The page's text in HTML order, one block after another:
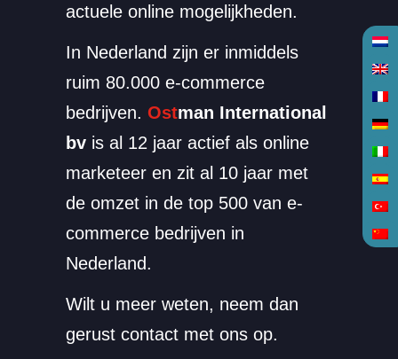
actuele online mogelijkheden.
In Nederland zijn er inmiddels
ruim 80.000 e-commerce
bedrijven. Ostman International
bv is al 12 jaar actief als online
marketeer en zit al 10 jaar met
de omzet in de top 500 van e-
commerce bedrijven in
Nederland.
Wilt u meer weten, neem dan
gerust contact met ons op.